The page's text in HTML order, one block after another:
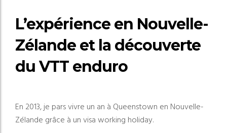
L’expérience en Nouvelle-
Zélande et la découverte
du VTT enduro
En 2013, je pars vivre un an à Queenstown en Nouvelle-
Zélande grâce à un visa working holiday.